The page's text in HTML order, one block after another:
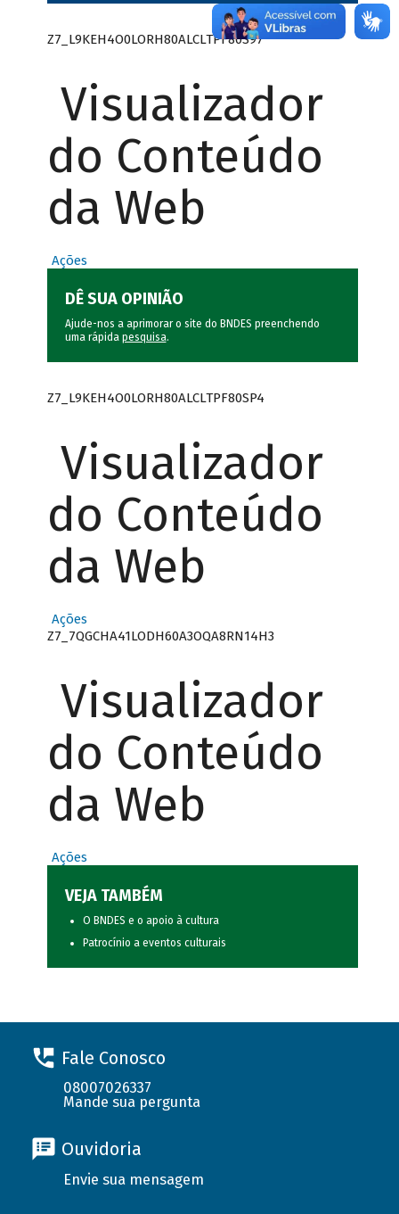
Z7_L9KEH4O0LORH80ALCLTPF80S97
Visualizador
do Conteúdo
da Web
Ações
DÊ SUA OPINIÃO
Ajude-nos a aprimorar o site do BNDES preenchendo
uma rápida pesquisa.
Z7_L9KEH4O0LORH80ALCLTPF80SP4
Visualizador
do Conteúdo
da Web
Ações
Z7_7QGCHA41LODH60A3OQA8RN14H3
Visualizador
do Conteúdo
da Web
Ações
VEJA TAMBÉM
O BNDES e o apoio à cultura
Patrocínio a eventos culturais
Fale Conosco
08007026337
Mande sua pergunta
Ouvidoria
Envie sua mensagem